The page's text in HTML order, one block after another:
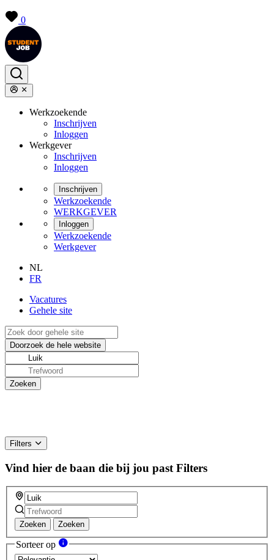
0
Werkzoekende
Inschrijven
Inloggen
Werkgever
Inschrijven
Inloggen
Inschrijven
Werkzoekende
WERKGEVER
Inloggen
Werkzoekende
Werkgever
NL
FR
Vacatures
Gehele site
Filters
Vind hier de baan die bij jou past Filters
Zoeken Zoeken
Sorteer op